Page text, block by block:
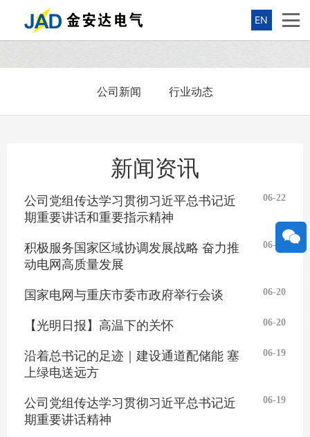
EN
公司新闻 行业动态
新闻资讯
公司党组传达学习贯彻习近平总书记近
期重要讲话和重要指示精神
06-22
积极服务国家区域协调发展战略 奋力推
动电网高质量发展
06-21
国家电网与重庆市委市政府举行会谈 06-20
【光明日报】高温下的关怀 06-20
沿着总书记的足迹｜建设通道配储能 塞
上绿电送远方
06-19
公司党组传达学习贯彻习近平总书记近
期重要讲话精神
06-19